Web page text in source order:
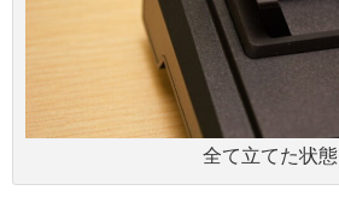
全て立てた状態